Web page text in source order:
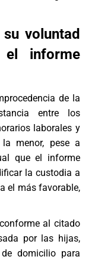
voluntad
informe
de la
entre los
laborales y
menor, pese a
que el informe
la custodia a
el más favorable,
al citado
por las hijas,
domicilio para